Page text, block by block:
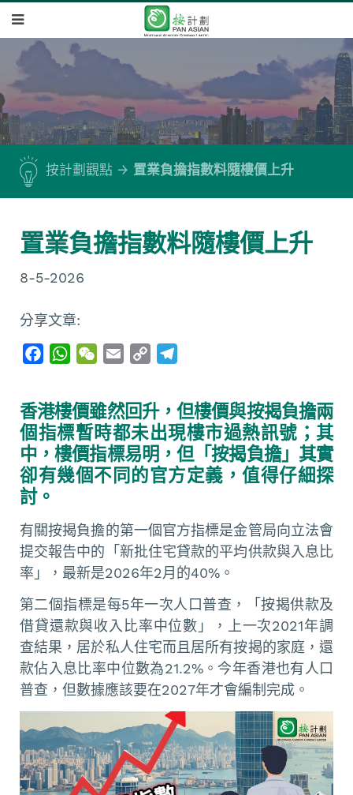
按計劃觀點 置業負擔指數料隨樓價上升
置業負擔指數料隨樓價上升
8-5-2026
分享文章:
e
b
o
o
k
W
t
s
A
p
W
h
a
t
i
l
y
L
i
n
e
g
r
a
香港樓價雖然回升，但樓價與按揭負擔兩
個指標暫時都未出現樓市過熱訊號；其
中，樓價指標易明，但「按揭負擔」其實
卻有幾個不同的官方定義，值得仔細探
討。
有關按揭負擔的第一個官方指標是金管局向立法會
提交報告中的「新批住宅貸款的平均供款與入息比
率」，最新是2026年2月的40%。
第二個指標是每5年一次人口普查，「按揭供款及
借貸還款與收入比率中位數」，上一次2021年調
查結果，居於私人住宅而且居所有按揭的家庭，還
款佔入息比率中位數為21.2%。今年香港也有人口
普查，但數據應該要在2027年才會編制完成。